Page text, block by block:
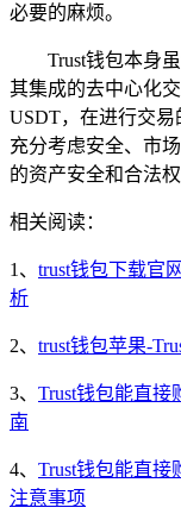
必要的麻烦。
Trust钱包本身
其集成的去中心化
USDT，在进行交易
充分考虑安全、市
的资产安全和合法
相关阅读：
1、 trust钱包下载官
析
2、 trust钱包苹果-
3、 Trust钱包能直
南
4、 Trust钱包能直接
注意事项